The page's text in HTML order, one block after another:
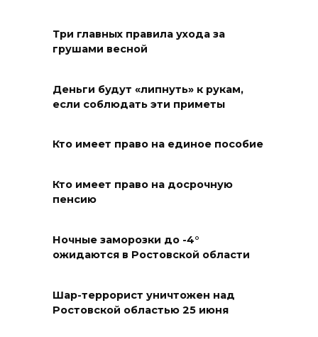
Журналисты «ДОН 24» вышли
на субботник в парке
08 августа 2026 15:59
нечем: как ростовчане
Рувинского от запустения
В Волгодонске мужчина
7 человек
Три главных правила ухода за
грушами весной
Деньги будут «липнуть» к рукам,
если соблюдать эти приметы
Кто имеет право на единое пособие
Кто имеет право на досрочную
пенсию
Ночные заморозки до -4°
ожидаются в Ростовской области
Шар-террорист уничтожен над
Ростовской областью 25 июня